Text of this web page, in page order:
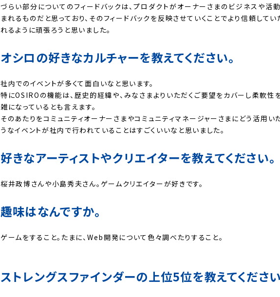
づらい部分についてのフィードバックは、プロダクトがオーナーさまのビジネスや活
まれるものだと思っており、そのフィードバックを反映させていくことでより信頼して
れるように頑張ろうと思いました。
オシロの好きなカルチャーを教えてください。
社内でのイベントが多くて面白いなと思います。
特にOSIROの機能は、歴史的経緯や、みなさまよりいただくご要望をカバーし柔軟性
雑になっているとも言えます。
そのあたりをコミュニティオーナーさまやコミュニティマネージャーさまにどう活用い
うなイベントが社内で行われていることはすごくいいなと思いました。
好きなアーティストやクリエイターを教えてください。
桜井政博さんや小島秀夫さん。ゲームクリエイターが好きです。
趣味はなんですか。
ゲームをすること。たまに、Web開発について色々調べたりすること。
ストレングスファインダーの上位5位を教えてください